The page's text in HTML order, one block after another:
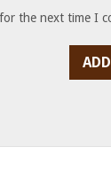
the next time I